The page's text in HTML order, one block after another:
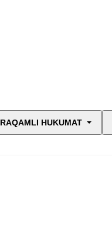
RAQAMLI HUKUMAT